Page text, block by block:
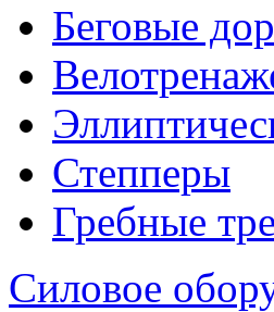
Беговые
Степперы
Гребные
Силовое